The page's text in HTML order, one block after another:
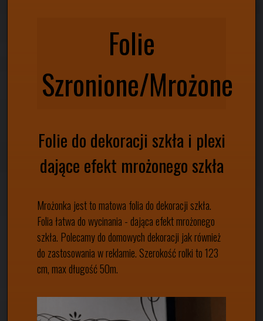
Folie
Szronione/Mrożone
Folie do dekoracji szkła i plexi
dające efekt mrożonego szkła
Mrożonka jest to matowa folia do dekoracji szkła.
Folia łatwa do wycinania - dająca efekt mrożonego
szkła. Polecamy do domowych dekoracji jak również
do zastosowania w reklamie. Szerokość rolki to 123
cm, max długość 50m.